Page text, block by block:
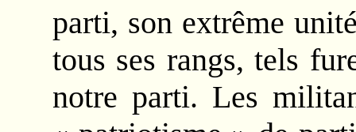
parti, son extrême
tous ses rangs, tels
notre parti. Les